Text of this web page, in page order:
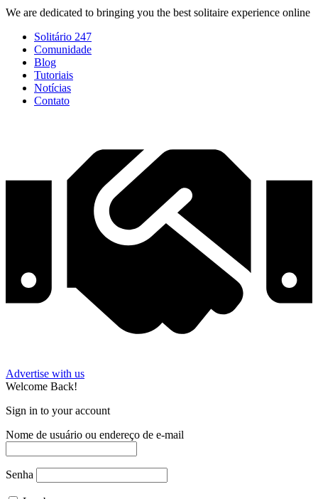
We are dedicated to bringing you the best solitaire experience online
Solitário 247
Comunidade
Blog
Tutoriais
Notícias
Contato
Advertise with us
Welcome Back!
Sign in to your account
Nome de usuário ou endereço de e-mail
Senha